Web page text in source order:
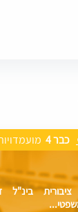
כבר 4
בינ"ל